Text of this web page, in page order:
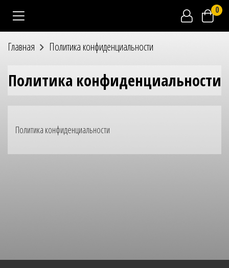
0
Главная Политика конфиденциальности
Политика конфиденциальности
Политика конфиденциальности